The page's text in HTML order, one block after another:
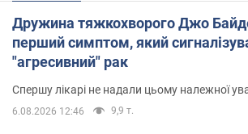
Дружина тяжкохворого Джо
перший симптом, який
"агресивний" рак
Спершу лікарі не надали цьому належної
6.08.2026 12:46 9,9 т.